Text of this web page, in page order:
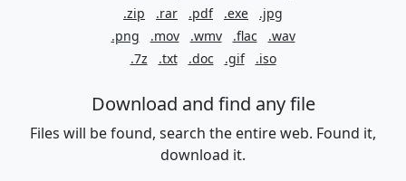
.zip
.rar .pdf .exe
.jpg
.png
.mov .wmv .flac
.wav
.7z
.txt .doc .gif .iso
Download and find any file
Files will be found, search the entire web. Found it,
download it.